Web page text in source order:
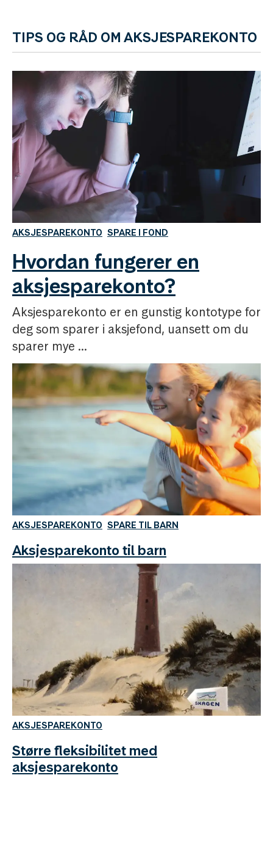
TIPS OG RÅD OM AKSJESPAREKONTO
AKSJESPAREKONTO SPARE I FOND
Hvordan fungerer en
aksjesparekonto?
Aksjesparekonto er en gunstig kontotype for
deg som sparer i aksjefond, uansett om du
sparer mye ...
AKSJESPAREKONTO SPARE TIL BARN
Aksjesparekonto til barn
AKSJESPAREKONTO
Større fleksibilitet med
aksjesparekonto